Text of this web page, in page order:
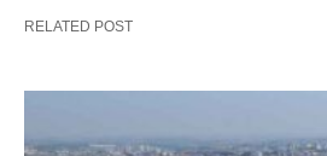
RELATED POST